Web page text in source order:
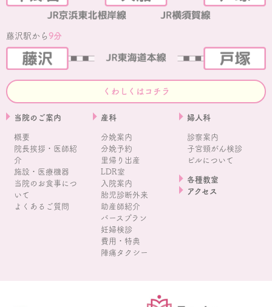
藤沢駅から9分
くわしくはコチラ
当院のご案内
概要
院長挨拶・医師紹
介
施設・医療機器
当院のお食事につ
いて
よくあるご質問
産科
分娩案内
分娩予約
里帰り出産
LDR室
入院案内
胎児診断外来
助産師紹介
バースプラン
妊婦検診
費用・特典
陣痛タクシー
婦人科
診察案内
子宮頸がん検診
ピルについて
各種教室
アクセス